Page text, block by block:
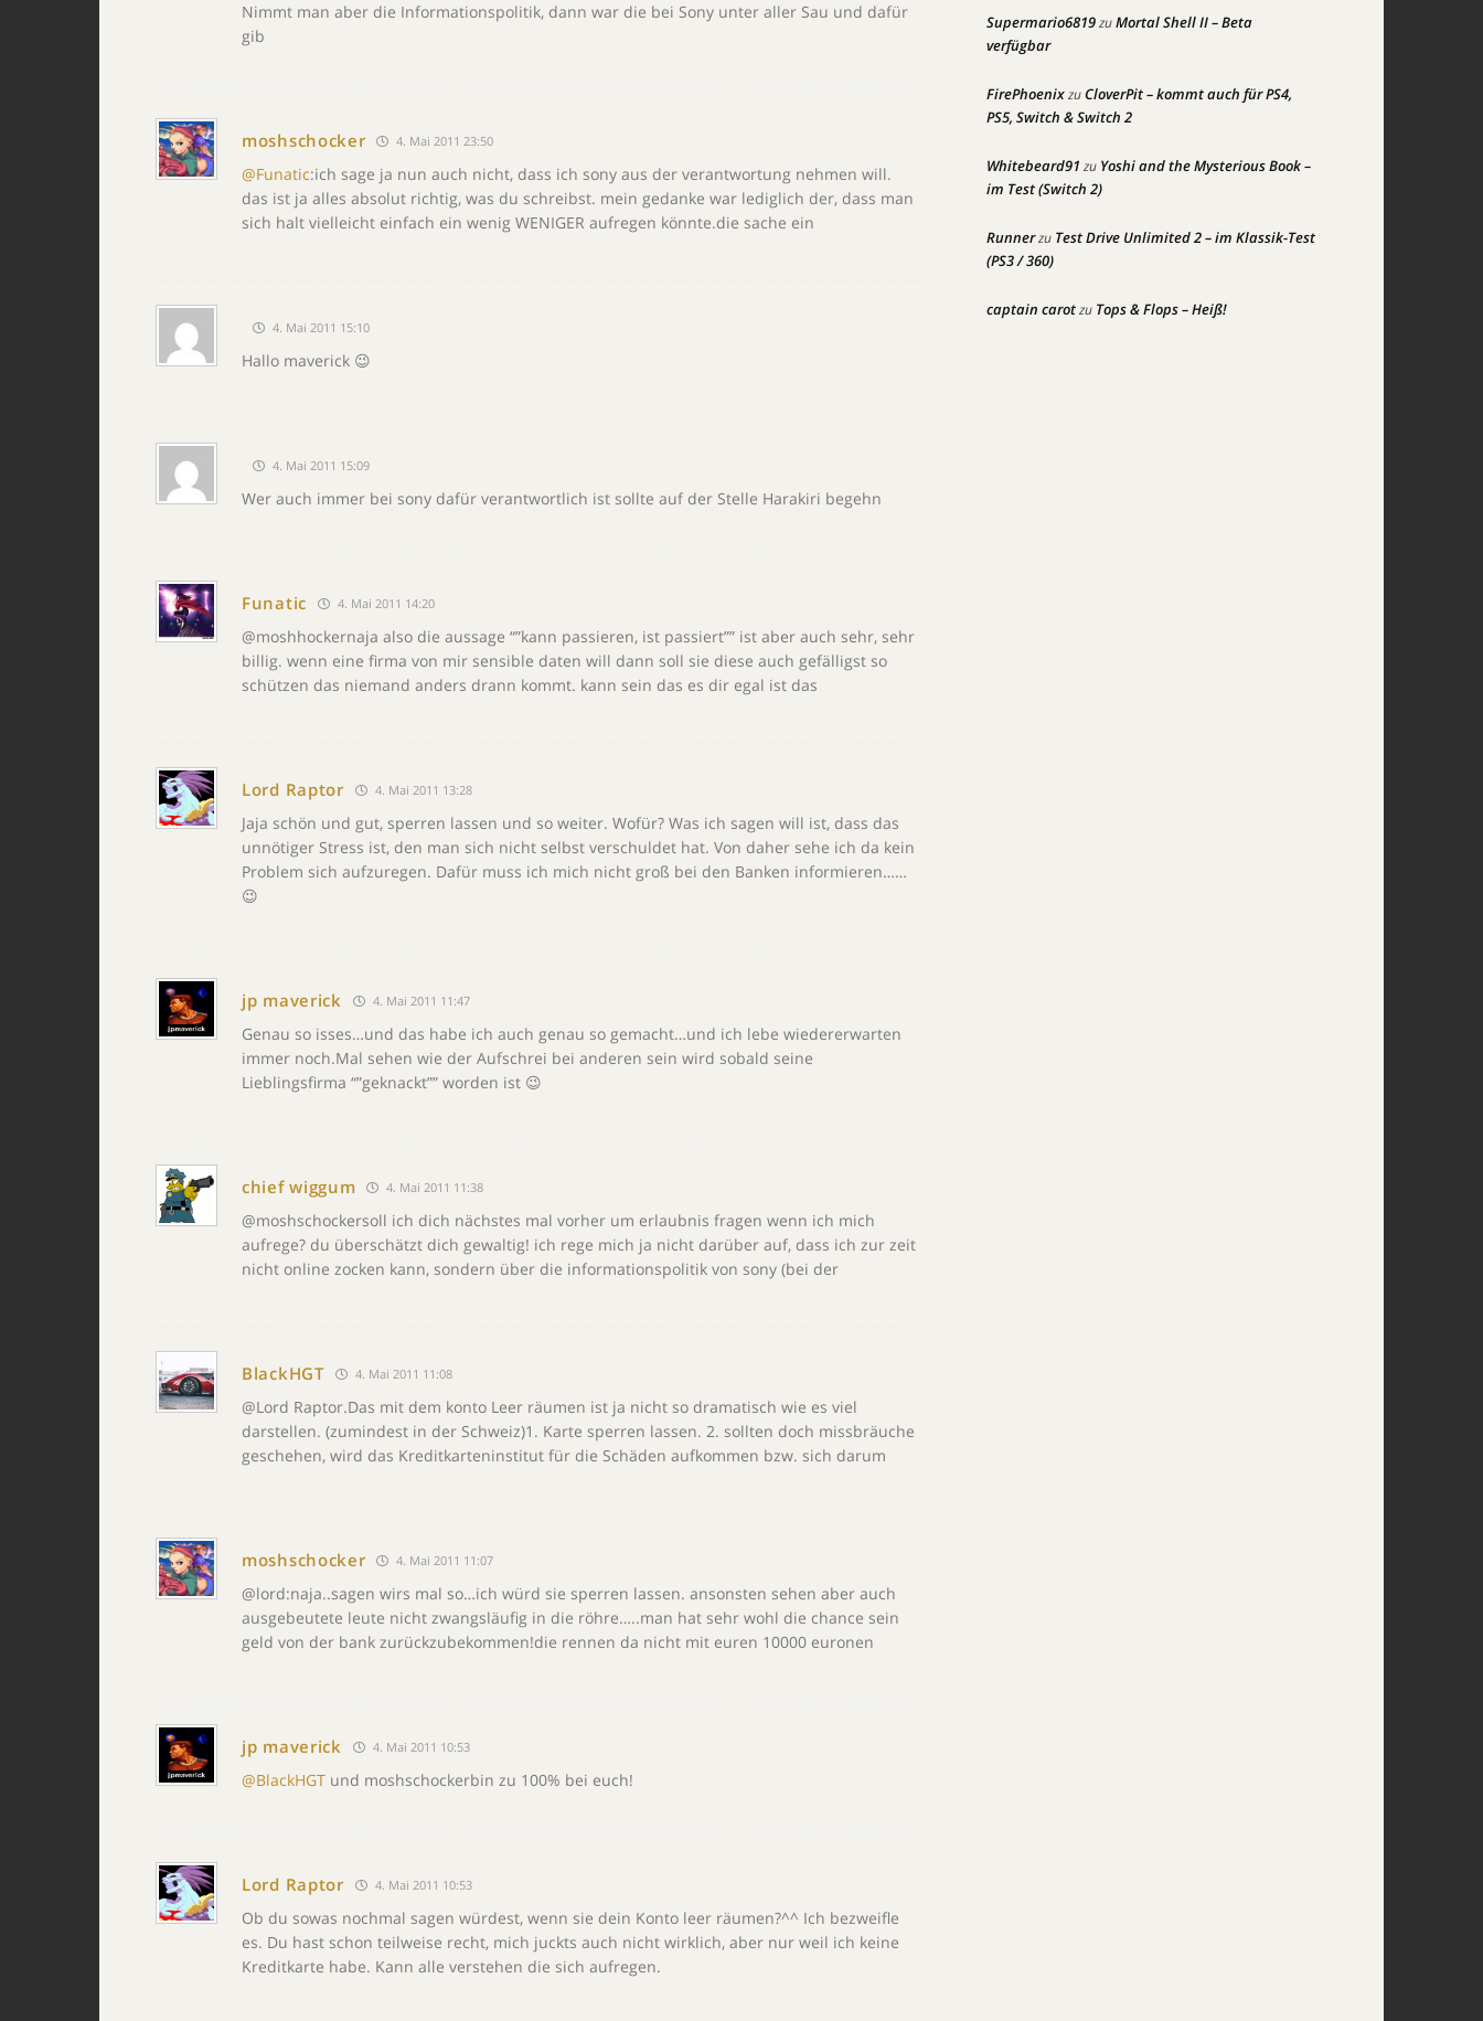
Nimmt man aber die Informationspolitik, dann war die bei Sony unter aller Sau und dafür
gib
moshschocker 4. Mai 2011 23:50
@Funatic:ich sage ja nun auch nicht, dass ich sony aus der verantwortung nehmen will.
das ist ja alles absolut richtig, was du schreibst. mein gedanke war lediglich der, dass man
sich halt vielleicht einfach ein wenig WENIGER aufregen könnte.die sache ein
4. Mai 2011 15:10
Hallo maverick 😉
4. Mai 2011 15:09
Wer auch immer bei sony dafür verantwortlich ist sollte auf der Stelle Harakiri begehn
Funatic 4. Mai 2011 14:20
@moshhockernaja also die aussage “”kann passieren, ist passiert”” ist aber auch sehr, sehr
billig. wenn eine firma von mir sensible daten will dann soll sie diese auch gefälligst so
schützen das niemand anders drann kommt. kann sein das es dir egal ist das
Lord Raptor 4. Mai 2011 13:28
Jaja schön und gut, sperren lassen und so weiter. Wofür? Was ich sagen will ist, dass das
unnötiger Stress ist, den man sich nicht selbst verschuldet hat. Von daher sehe ich da kein
Problem sich aufzuregen. Dafür muss ich mich nicht groß bei den Banken informieren……
😉
jp maverick 4. Mai 2011 11:47
Genau so isses…und das habe ich auch genau so gemacht…und ich lebe wiedererwarten
immer noch.Mal sehen wie der Aufschrei bei anderen sein wird sobald seine
Lieblingsfirma “”geknackt”” worden ist 😉
chief wiggum 4. Mai 2011 11:38
@moshschockersoll ich dich nächstes mal vorher um erlaubnis fragen wenn ich mich
aufrege? du überschätzt dich gewaltig! ich rege mich ja nicht darüber auf, dass ich zur zeit
nicht online zocken kann, sondern über die informationspolitik von sony (bei der
BlackHGT 4. Mai 2011 11:08
@Lord Raptor.Das mit dem konto Leer räumen ist ja nicht so dramatisch wie es viel
darstellen. (zumindest in der Schweiz)1. Karte sperren lassen. 2. sollten doch missbräuche
geschehen, wird das Kreditkarteninstitut für die Schäden aufkommen bzw. sich darum
moshschocker 4. Mai 2011 11:07
@lord:naja..sagen wirs mal so…ich würd sie sperren lassen. ansonsten sehen aber auch
ausgebeutete leute nicht zwangsläufig in die röhre…..man hat sehr wohl die chance sein
geld von der bank zurückzubekommen!die rennen da nicht mit euren 10000 euronen
jp maverick 4. Mai 2011 10:53
@BlackHGT und moshschockerbin zu 100% bei euch!
Lord Raptor 4. Mai 2011 10:53
Ob du sowas nochmal sagen würdest, wenn sie dein Konto leer räumen?^^ Ich bezweifle
es. Du hast schon teilweise recht, mich juckts auch nicht wirklich, aber nur weil ich keine
Kreditkarte habe. Kann alle verstehen die sich aufregen.
Supermario6819zuMortal Shell II – Beta
verfügbar
FirePhoenixzuCloverPit – kommt auch für PS4,
PS5, Switch & Switch 2
Whitebeard91 zu Yoshi and the Mysterious Book –
im Test (Switch 2)
Runnerzu Test Drive Unlimited 2 – im Klassik-Test
(PS3 / 360)
captain carotzu Tops & Flops – Heiß!